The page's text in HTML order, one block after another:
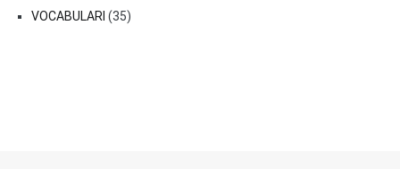
VOCABULARI (35)